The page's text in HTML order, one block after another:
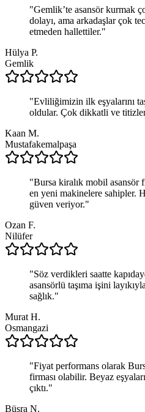
"Gemlik’te asansör kurmak
dolayı, ama arkadaşlar çok
etmeden hallettiler."
Hülya P.
Gemlik
"Evliliğimizin ilk eşyalarını
oldular. Çok dikkatli ve
Kaan M.
Mustafakemalpaşa
"Bursa kiralık mobil asansör
en yeni makinelere sahipler.
güven veriyor."
Ozan F.
Nilüfer
"Söz verdikleri saatte
asansörlü taşıma işini
sağlık."
Murat H.
Osmangazi
"Fiyat performans olarak
firması olabilir. Beyaz
çıktı."
Büşra N.